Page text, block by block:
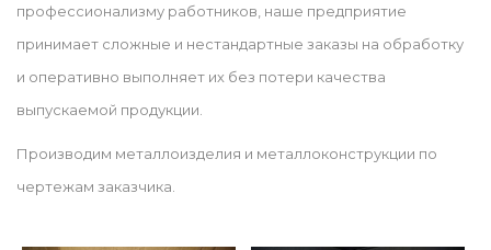
профессионализму работников, наше предприятие
принимает сложные и нестандартные заказы на обработку
и оперативно выполняет их без потери качества
выпускаемой продукции.
Производим металлоизделия и металлоконструкции по
чертежам заказчика.